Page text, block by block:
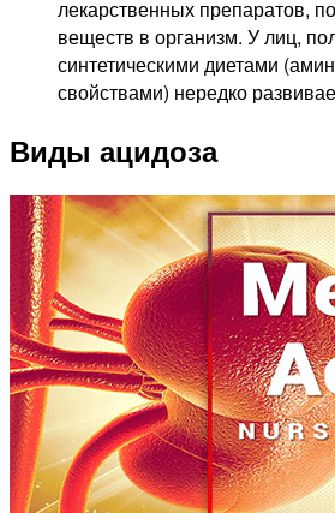
лекарственных препаратов,
веществ в организм. У лиц,
синтетическими диетами
свойствами) нередко
Виды ацидоза